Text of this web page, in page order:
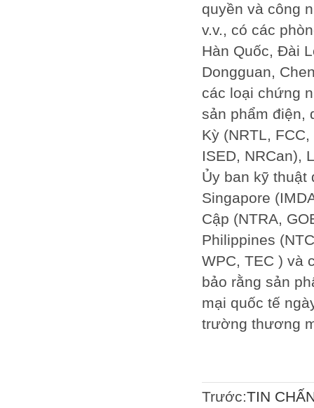
quyền và công
v.v., có các
Hàn Quốc, Đài
Dongguan,
các loại chứng
sản phẩm điện,
Kỳ (NRTL,
ISED, NRCan),
Ủy ban kỹ thuật
Singapore
Cập (NTRA,
Philippines
WPC, TEC ) và
bảo rằng sản
mại quốc tế
trường thương
Trước:TIN